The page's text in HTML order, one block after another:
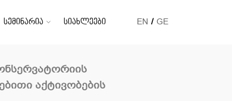
სემინარია სიახლეები EN GE
აქტივობების